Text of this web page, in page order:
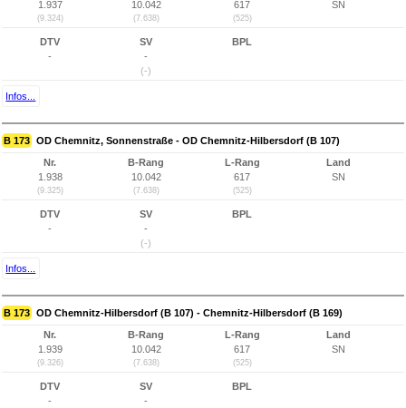
1.937
(9.324)
10.042
(7.638)
617
(525)
SN
DTV
-
SV
-
(-)
BPL
Infos...
B 173 OD Chemnitz, Sonnenstraße - OD Chemnitz-Hilbersdorf (B 107)
Nr.
1.938
(9.325)
B-Rang
10.042
(7.638)
L-Rang
617
(525)
Land
SN
DTV
-
SV
-
(-)
BPL
Infos...
B 173 OD Chemnitz-Hilbersdorf (B 107) - Chemnitz-Hilbersdorf (B 169)
Nr.
1.939
(9.326)
B-Rang
10.042
(7.638)
L-Rang
617
(525)
Land
SN
DTV
-
SV
-
BPL